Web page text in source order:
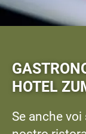
HOTEL
Se anche